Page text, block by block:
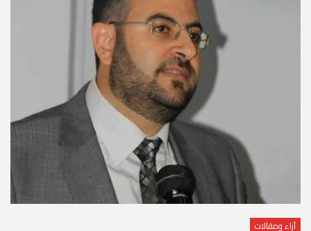
آراء ومقالات